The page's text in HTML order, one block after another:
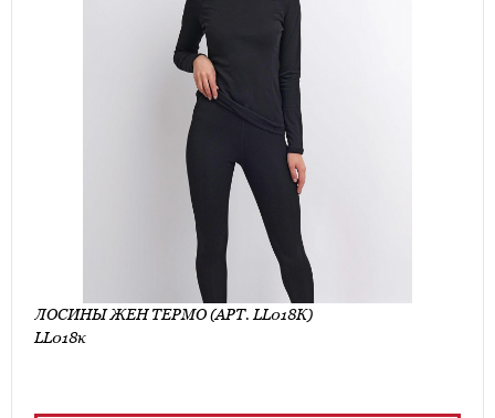
ЛОСИНЫ ЖЕН ТЕРМО (АРТ. LL018К)
LL018к